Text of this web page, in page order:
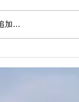
加…